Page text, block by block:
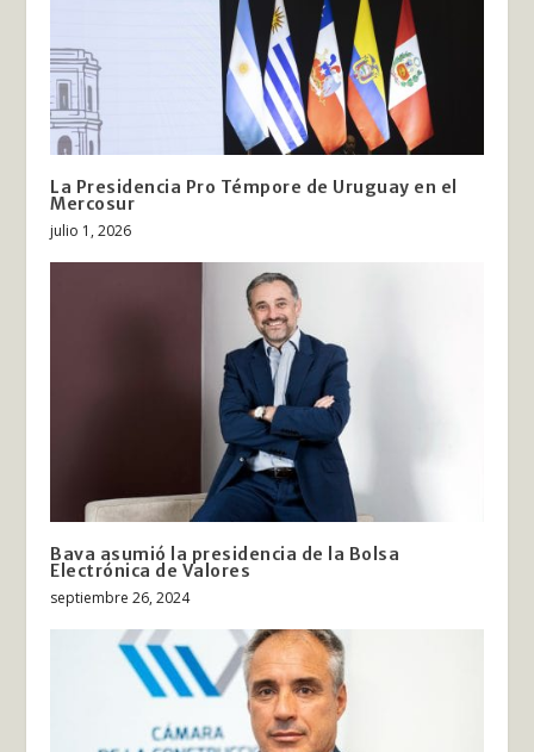
La Presidencia Pro Témpore de Uruguay en el
Mercosur
julio 1, 2026
Bava asumió la presidencia de la Bolsa
Electrónica de Valores
septiembre 26, 2024